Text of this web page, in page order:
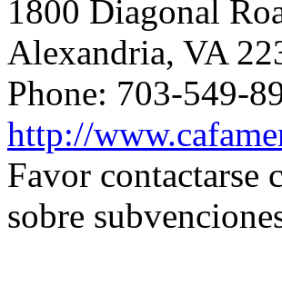
1800 Diagonal
Alexandria, VA
Phone: 703-549-
http://
Favor contactarse
sobre